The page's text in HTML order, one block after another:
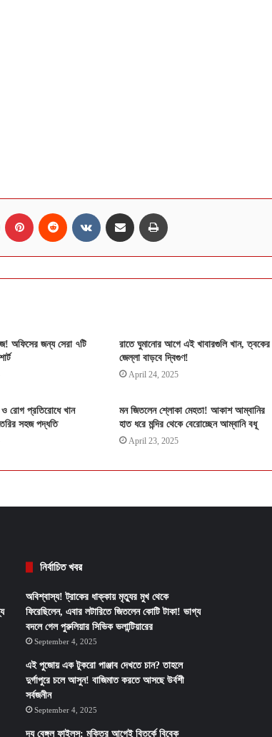
Tumblr Pinterest Reddit VKontakte Share via Email
অফিসের জন্য সেরা ৭টি
রাতে ঘুমানোর আগে এই খাবারগুলি খান, ত্বকের
জেল্লা বাড়বে দ্বিগুণ!
April 24, 2025
ও রোগ প্রতিরোধে খান
সহজ পদ্ধতি
মন জিতলেন শ্লোকা মেহতা! আকাশ আম্বানির
হাত ধরে মন্দির থেকে বেরোচ্ছেন আম্বানি বধূ
April 23, 2025
নির্বাচিত খবর
অবিশ্বাস্য! ট্রাকের ধাক্কায় মৃত্যুর মুখ থেকে
ফিরেছিলেন, এবার লটারিতে জিতলেন কোটি টাকা! ভাগ্য
বদলে গেল পুরুলিয়ার সিভিক ভলান্টিয়ারের
September 4, 2025
এই পুজোয় এক টুকরো পাঞ্জাব দেখতে চান? তাহলে
দুর্গাপুরে চলে আসুন! বাজিমাত করতে আসছে উর্বশী
সর্বজনীন
September 4, 2025
দ্য বেঙ্গল ফাইলস: মুক্তির আগেই বিতর্কে বিবেক